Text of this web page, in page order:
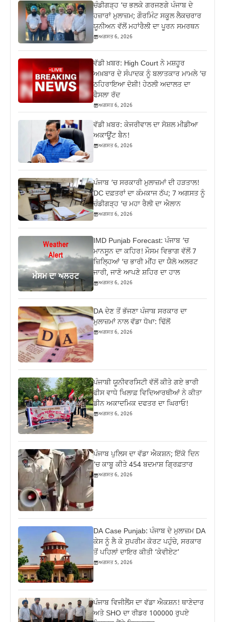
ਚੰਡੀਗੜ੍ਹ ‘ਚ ਭਲਕੇ ਗਰਜਣਗੇ ਪੰਜਾਬ ਦੇ
ਹਜ਼ਾਰਾਂ ਮੁਲਾਜ਼ਮ; ਗੌਰਮਿੰਟ ਸਕੂਲ ਲੈਕਚਰਾਰ
ਯੂਨੀਅਨ ਵੱਲੋਂ ਮਹਾਂਰੈਲੀ ਦਾ ਪੂਰਨ ਸਮਰਥਨ
ਅਗਸਤ 6, 2026
ਵੱਡੀ ਖ਼ਬਰ: High Court ਨੇ ਮਸ਼ਹੂਰ
ਅਖ਼ਬਾਰ ਦੇ ਸੰਪਾਦਕ ਨੂੰ ਬਲਾਤਕਾਰ ਮਾਮਲੇ ‘ਚ
ਠਹਿਰਾਇਆ ਦੋਸ਼ੀ! ਹੇਠਲੀ ਅਦਾਲਤ ਦਾ
ਫੈਸਲਾ ਰੱਦ
ਅਗਸਤ 6, 2026
ਵੱਡੀ ਖ਼ਬਰ: ਕੇਜਰੀਵਾਲ ਦਾ ਸੋਸ਼ਲ ਮੀਡੀਆ
ਅਕਾਊਂਟ ਬੈਨ!
ਅਗਸਤ 6, 2026
ਪੰਜਾਬ ‘ਚ ਸਰਕਾਰੀ ਮੁਲਾਜ਼ਮਾਂ ਦੀ ਹੜਤਾਲ!
DC ਦਫ਼ਤਰਾਂ ਦਾ ਕੰਮਕਾਜ ਠੱਪ; 7 ਅਗਸਤ ਨੂੰ
ਚੰਡੀਗੜ੍ਹ ‘ਚ ਮਹਾ ਰੈਲੀ ਦਾ ਐਲਾਨ
ਅਗਸਤ 6, 2026
IMD Punjab Forecast: ਪੰਜਾਬ ‘ਚ
ਮਾਨਸੂਨ ਦਾ ਕਹਿਰ! ਮੌਸਮ ਵਿਭਾਗ ਵੱਲੋਂ 7
ਜ਼ਿਲ੍ਹਿਆਂ ‘ਚ ਭਾਰੀ ਮੀਂਹ ਦਾ ਯੈਲੋ ਅਲਰਟ
ਜਾਰੀ, ਜਾਣੋ ਆਪਣੇ ਸ਼ਹਿਰ ਦਾ ਹਾਲ
ਅਗਸਤ 6, 2026
DA ਦੇਣ‌ ਤੋਂ ਭੱਜਣਾ ਪੰਜਾਬ ਸਰਕਾਰ ਦਾ
ਮੁਲਾਜ਼ਮਾਂ ਨਾਲ ਵੱਡਾ ਧੋਖਾ: ਢਿੱਲੋਂ
ਅਗਸਤ 6, 2026
ਪੰਜਾਬੀ ਯੂਨੀਵਰਸਿਟੀ ਵੱਲੋਂ ਕੀਤੇ ਗਏ ਭਾਰੀ
ਫੀਸ ਵਾਧੇ ਖਿਲਾਫ਼ ਵਿਦਿਆਰਥੀਆਂ ਨੇ ਕੀਤਾ
ਡੀਨ ਅਕਾਦਮਿਕ ਦਫਤਰ ਦਾ ਘਿਰਾਓ!
ਅਗਸਤ 6, 2026
ਪੰਜਾਬ ਪੁਲਿਸ ਦਾ ਵੱਡਾ ਐਕਸ਼ਨ; ਇੱਕੋ ਦਿਨ
‘ਚ ਕਾਬੂ ਕੀਤੇ 454 ਬਦਮਾਸ਼ ਗ੍ਰਿਫ਼ਤਾਰ
ਅਗਸਤ 6, 2026
DA Case Punjab: ਪੰਜਾਬ ਦੇ ਮੁਲਾਜ਼ਮ DA
ਕੇਸ ਨੂੰ ਲੈ ਕੇ ਸੁਪਰੀਮ ਕੋਰਟ ਪਹੁੰਚੇ, ਸਰਕਾਰ
ਤੋਂ ਪਹਿਲਾਂ ਦਾਇਰ ਕੀਤੀ ‘ਕੇਵੀਏਟ’
ਅਗਸਤ 5, 2026
ਪੰਜਾਬ ਵਿਜੀਲੈਂਸ ਦਾ ਵੱਡਾ ਐਕਸ਼ਨ! ਥਾਣੇਦਾਰ
ਅਤੇ SHO ਦਾ ਰੀਡਰ 100000 ਰੁਪਏ